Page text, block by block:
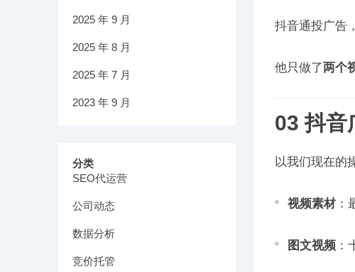
抖音通投广告
他只做了两个
03 抖音
以我们现在的
视频素材：
图文视频 ：
2025 年 9 月
2025 年 8 月
2025 年 7 月
2023 年 9 月
分类
SEO代运营
公司动态
数据分析
竞价托管